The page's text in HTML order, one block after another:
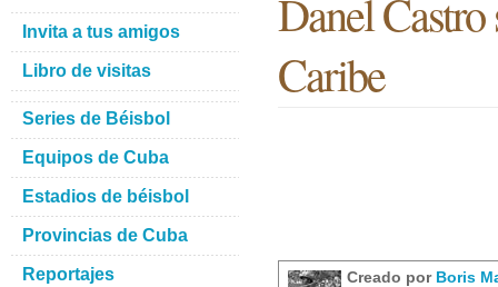
Danel Castro
Caribe
Creado por Boris
Invita a tus amigos
Libro de visitas
Series de Béisbol
Equipos de Cuba
Estadios de béisbol
Provincias de Cuba
Reportajes